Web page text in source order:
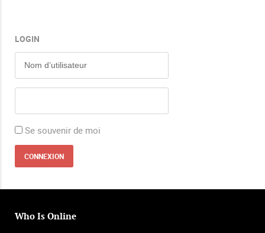
LOGIN
Se souvenir de moi
Who Is Online